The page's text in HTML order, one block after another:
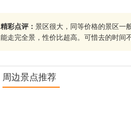
精彩点评： 景区很大，同等价格的景区一
能走完全景，性价比超高。可惜去的时间
周边景点推荐